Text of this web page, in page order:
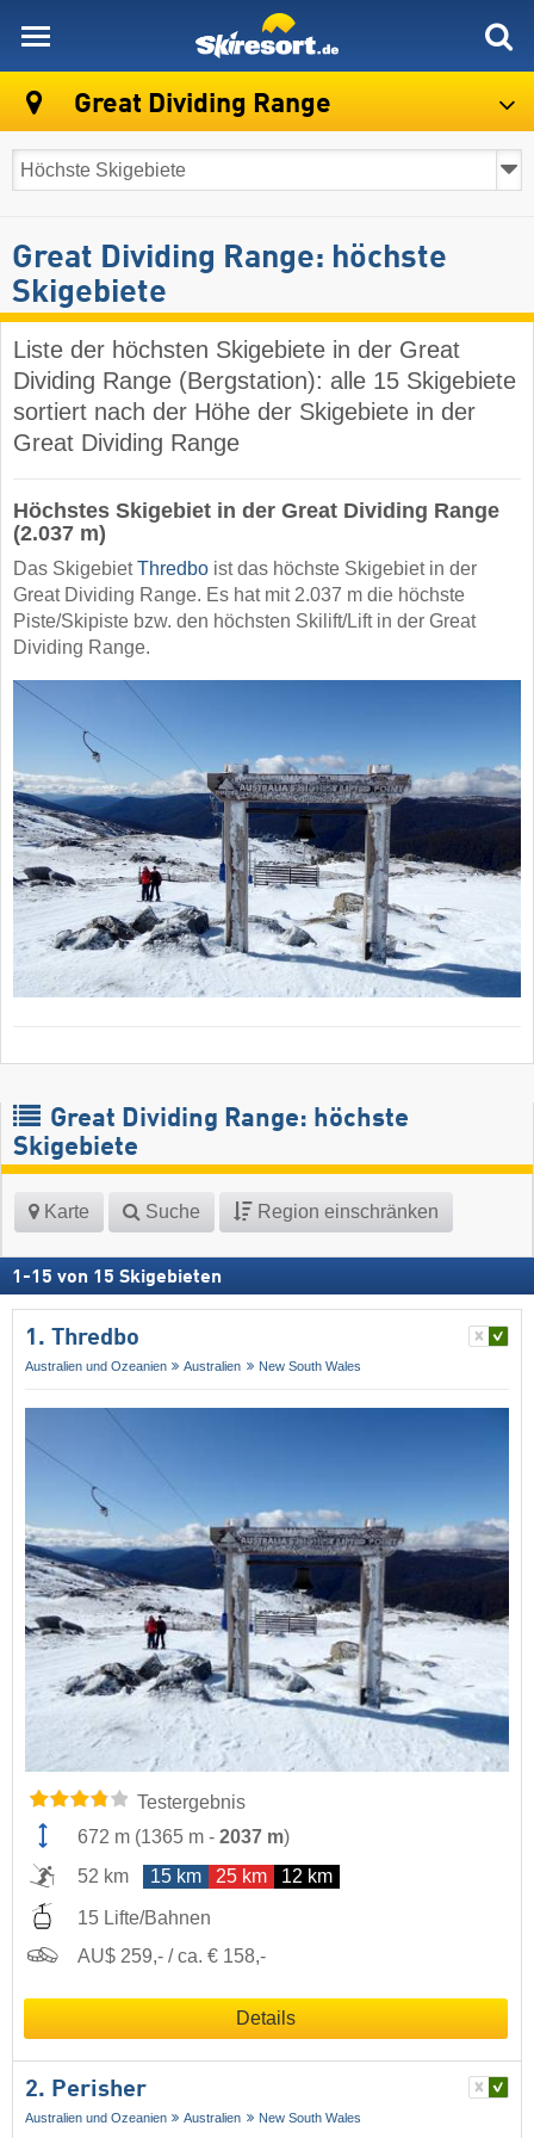
Great Dividing Range
Great Dividing Range: höchste
Skigebiete
Liste der höchsten Skigebiete in der Great
Dividing Range (Bergstation): alle 15 Skigebiete
sortiert nach der Höhe der Skigebiete in der
Great Dividing Range
Höchstes Skigebiet in der Great Dividing Range
(2.037 m)
Das SkigebietThredbo ist das höchste Skigebiet in der
Great Dividing Range. Es hat mit 2.037 m die höchste
Piste/Skipiste bzw. den höchsten Skilift/Lift in der Great
Dividing Range.
Great Dividing Range: höchste
Skigebiete
Karte Suche Region einschränken
1 -15 von 15 Skigebieten
1. Thredbo
Australien und Ozeanien Australien New South Wales
Testergebnis
672 m (1365 m - 2037 m)
52 km
15 km 25 km 12 km
15 Lifte/Bahnen
AU$ 259,- / ca. € 158,-
Details
2. Perisher
Australien und Ozeanien Australien New South Wales